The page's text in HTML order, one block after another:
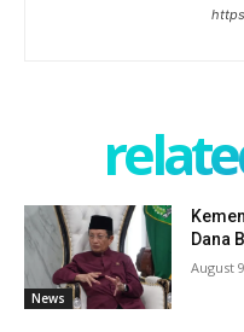
News
Dana
August